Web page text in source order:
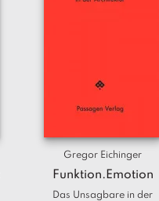
Gregor Eichinger
Funktion.Emotion
Das Unsagbare in der